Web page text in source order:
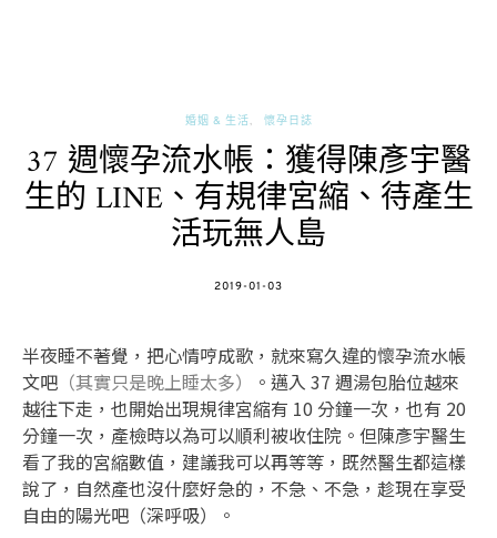
婚姻 & 生活 懷孕日誌
37 週懷孕流水帳：獲得陳彥宇醫
生的 LINE、有規律宮縮、待產生
活玩無人島
POSTED
2019-01-03
半夜睡不著覺，把心情哼成歌，就來寫久違的懷孕流水帳
文吧 （其實只是晚上睡太多）
。邁入 37 週湯包胎位越來
越往下走，也開始出現規律宮縮有 10 分鐘一次，也有 20
分鐘一次，產檢時以為可以順利被收住院。但陳彥宇醫生
看了我的宮縮數值，建議我可以再等等，既然醫生都這樣
說了，自然產也沒什麼好急的，不急、不急，趁現在享受
自由的陽光吧（深呼吸）。